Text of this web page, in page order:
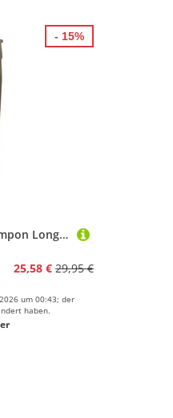
Black Diamond Crampon Long Flex Center Bar
25,58 € 29,95 €
um 00:43; der
haben.
- 15%